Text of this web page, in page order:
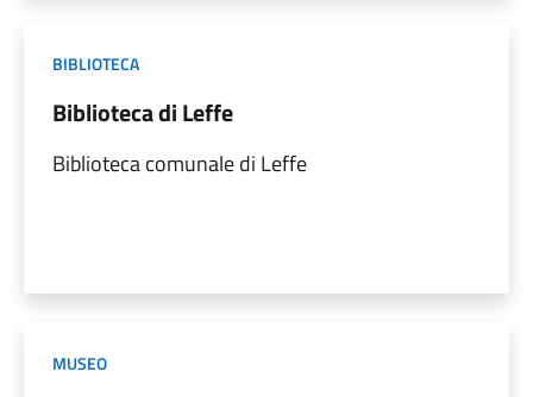
BIBLIOTECA
Biblioteca di Leffe
Biblioteca comunale di Leffe
MUSEO